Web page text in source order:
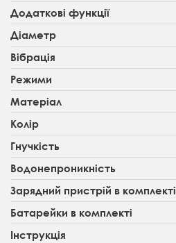
Додаткові функції
Діаметр
Вібрація
Режими
Матеріал
Колір
Гнучкість
Водонепроникність
Зарядний пристрій в комплекті
Батарейки в комплекті
Інструкція